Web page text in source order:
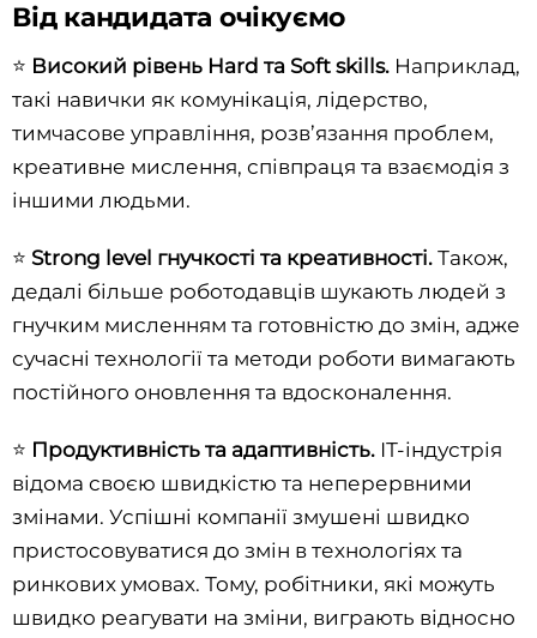
Від кандидата очікуємо
⭐️ Високий рівень Hard та Soft skills. Наприклад,
такі навички як комунікація, лідерство,
тимчасове управління, розв’язання проблем,
креативне мислення, співпраця та взаємодія з
іншими людьми.
⭐️ Strong level гнучкості та креативності. Також,
дедалі більше роботодавців шукають людей з
гнучким мисленням та готовністю до змін, адже
сучасні технології та методи роботи вимагають
постійного оновлення та вдосконалення.
⭐️ Продуктивність та адаптивність. ІТ-індустрія
відома своєю швидкістю та неперервними
змінами. Успішні компанії змушені швидко
пристосовуватися до змін в технологіях та
ринкових умовах. Тому, робітники, які можуть
швидко реагувати на зміни, виграють відносно